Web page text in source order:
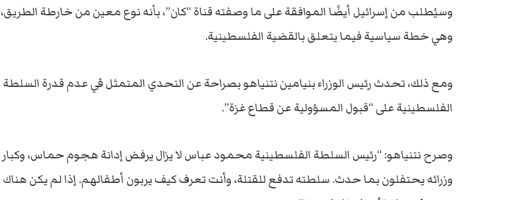
وسيُطلب من إسرائيل أيضًا الموافقة على ما وصفته قناة “كان”، بأنه نوع معين من خارطة الطريق،
وهي خطة سياسية فيما يتعلق بالقضية الفلسطينية.
ومع ذلك، تحدث رئيس الوزراء بنيامين نتنياهو بصراحة عن التحدي المتمثل في عدم قدرة السلطة
الفلسطينية على “قبول المسؤولية عن قطاع غزة”.
وصرح نتنياهو: “رئيس السلطة الفلسطينية محمود عباس لا يزال يرفض إدانة هجوم حماس، وكبار
وزرائه يحتفلون بما حدث. سلطته تدفع للقتلة، وأنت تعرف كيف يربون أطفالهم. إذا لم يكن هناك